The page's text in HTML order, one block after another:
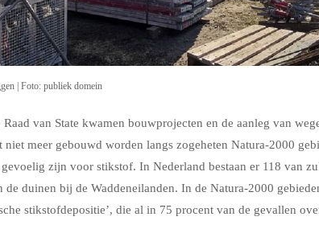
| Foto: publiek domein
van State kwamen bouwprojecten en de aanleg van
meer gebouwd worden langs zogeheten Natura-2000
zijn voor stikstof. In Nederland bestaan er 118 van
de duinen bij de Waddeneilanden. In de Natura-2000
stikstofdepositie’, die al in 75 procent van de gevallen